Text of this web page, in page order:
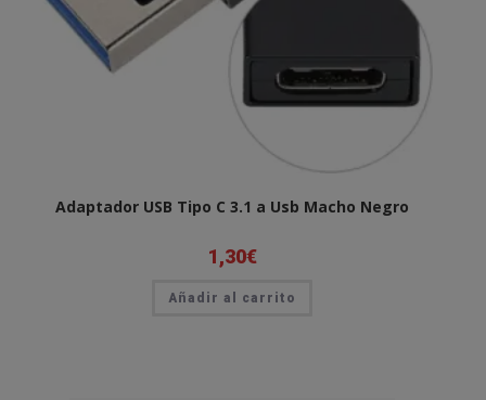
Adaptador USB Tipo C 3.1 a Usb Macho Negro
1,30€
Añadir al carrito